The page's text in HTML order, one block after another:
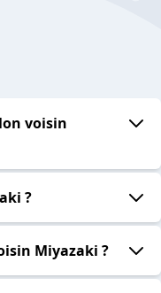
voisin
?
Miyazaki ?